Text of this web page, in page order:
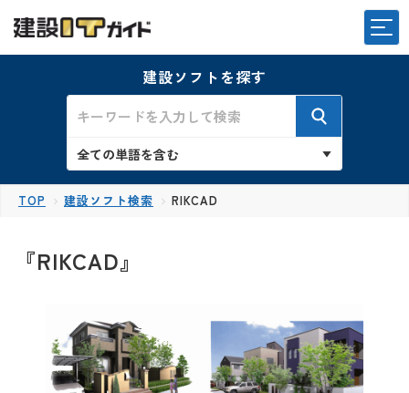
建設ソフトを探す
TOP 建設ソフト検索 RIKCAD
『RIKCAD』